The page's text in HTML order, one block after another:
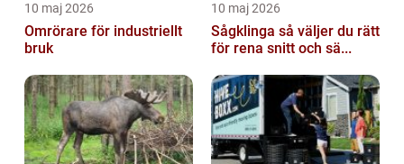
10 maj 2026
Omrörare för industriellt
bruk
10 maj 2026
Sågklinga så väljer du rätt
för rena snitt och sä...